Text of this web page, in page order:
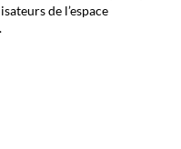
de l’espace